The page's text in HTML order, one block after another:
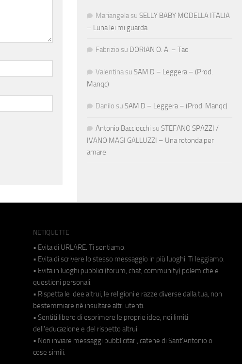
Mariangela su SELLY BABY MODELLA ITALIA
– Luna lei mi guarda
Fabrizio su DORIAN O. A. – Tao
Valentina su SAM D – Leggera – (Prod.
Manqc)
Danilo su SAM D – Leggera – (Prod. Manqc)
Antonio Bacciocchi su STEFANO SPAZZI /
IVANO MAGI GALLUZZI – Una rotonda per
amare
NETIQUETTE
• Evita di URLARE. Ti sentiamo.
• Evita di scrivere lo stesso messaggio in più luoghi. Ti leggiamo.
• Evita in luoghi pubblici (forum, chat, community) polemiche e
questioni personali.
• Rispetta le idee altrui, le religioni e razze diverse dalla tua, non
bestemmiare né insultare altri utenti.
• Sentiti libero di esprimere le proprie idee, nei limiti
dell'educazione e del rispetto altrui.
• Non inviare messaggi pubblicitari, catene di Sant'Antonio o
cose simili.